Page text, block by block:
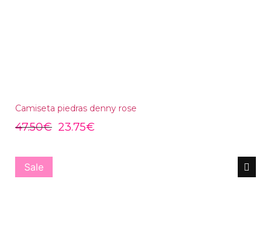
Camiseta piedras denny rose
47.50€ 23.75€
Sale